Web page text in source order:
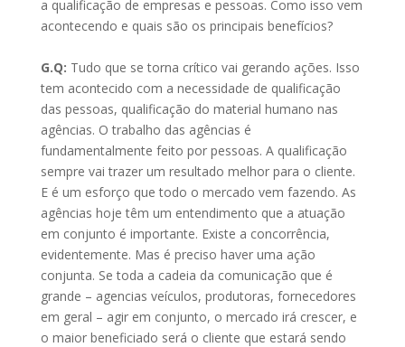
a qualificação de empresas e pessoas. Como isso vem
acontecendo e quais são os principais benefícios?
G.Q: Tudo que se torna crítico vai gerando ações. Isso
tem acontecido com a necessidade de qualificação
das pessoas, qualificação do material humano nas
agências. O trabalho das agências é
fundamentalmente feito por pessoas. A qualificação
sempre vai trazer um resultado melhor para o cliente.
E é um esforço que todo o mercado vem fazendo. As
agências hoje têm um entendimento que a atuação
em conjunto é importante. Existe a concorrência,
evidentemente. Mas é preciso haver uma ação
conjunta. Se toda a cadeia da comunicação que é
grande – agencias veículos, produtoras, fornecedores
em geral – agir em conjunto, o mercado irá crescer, e
o maior beneficiado será o cliente que estará sendo